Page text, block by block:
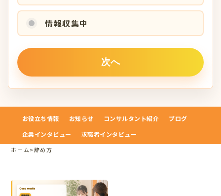
情報収集中
お役立ち情報 お知らせ コンサルタント紹介
ブログ
企業インタビュー
求職者インタビュー
ホーム>辞め方